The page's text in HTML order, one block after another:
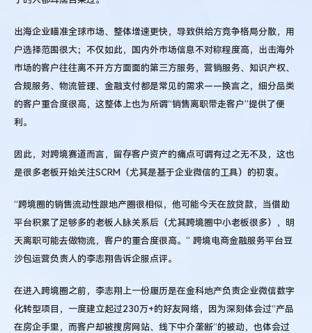
出海企业瞄准全球市场、整体增速更快，导致供给方竞争格局分散，用
户选择范围很大；不仅如此，国内外市场信息不对称程度高，出击海外
市场的客户往往离不开方方面面的第三方服务，营销服务、知识产权、
合规服务、物流管理、金融支付都是常见的需求——换言之，细分品类
的客户重合度很高，这整体上也为所谓“销售离职带走客户”提供了便
利。
因此，对跨境赛道而言，留存客户资产的痛点可谓有过之无不及，这也
是很多老板开始关注SCRM（尤其是基于企业微信的工具）的初衷。
“跨境圈的销售流动性跟地产圈很相似，他可能今天在放贷款，当借助
平台积累了足够多的老板人脉关系后（尤其跨境圈中小老板很多），明
天离职可能去做物流，客户的重合度很高。” 跨境电商金融服务平台豆
沙包运营负责人的李志翔告诉企服点评。
在进入跨境圈之前，李志翔上一份履历是在金科地产负责企业微信数字
化转型项目，一度建立起过230万+的好友网络，因为深刻体会过“产品
在房企手里，而客户却被搜房网站、线下中介垄断“的被动，也体会过